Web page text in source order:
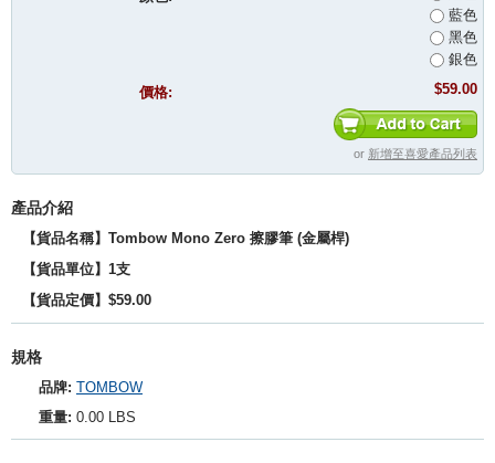
藍色
黑色
銀色
價格:
$59.00
or 新增至喜愛產品列表
產品介紹
【貨品名稱】Tombow Mono Zero 擦膠筆 (金屬桿)
【貨品單位】1支
【貨品定價】$59.00
規格
品牌: TOMBOW
重量: 0.00 LBS